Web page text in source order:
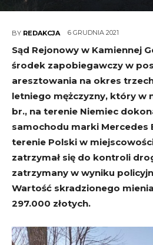
BY REDAKCJA 6 GRUDNIA 2021
Sąd Rejonowy w Kamiennej
środek zapobiegawczy w
aresztowania na okres
letniego mężczyzny, który w
br., na terenie Niemiec
samochodu marki Mercedes
terenie Polski w
zatrzymał się do kontroli
zatrzymany w wyniku
Wartość skradzionego
297.000 złotych.